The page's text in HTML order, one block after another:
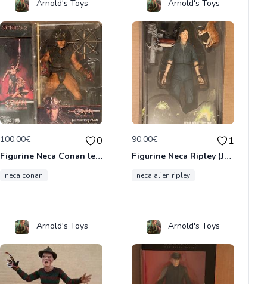
Arnold's Toys
100.00€ 0
Figurine Neca Conan le Barbare
neca conan
Arnold's Toys
90.00€ 1
Figurine Neca Ripley (Jumpsuit)
neca alien ripley
Arnold's Toys Arnold's Toys